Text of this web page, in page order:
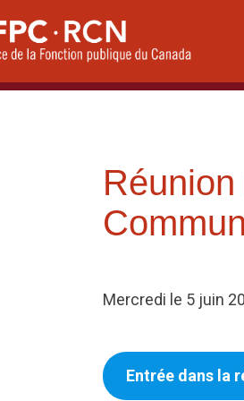
Mercredi le 5 juin
Entrée dans la